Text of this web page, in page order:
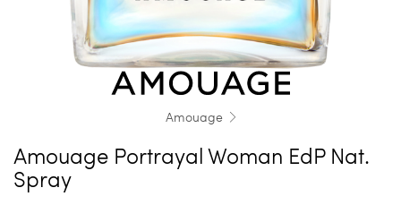
Amouage
Amouage Portrayal Woman EdP Nat.
Spray